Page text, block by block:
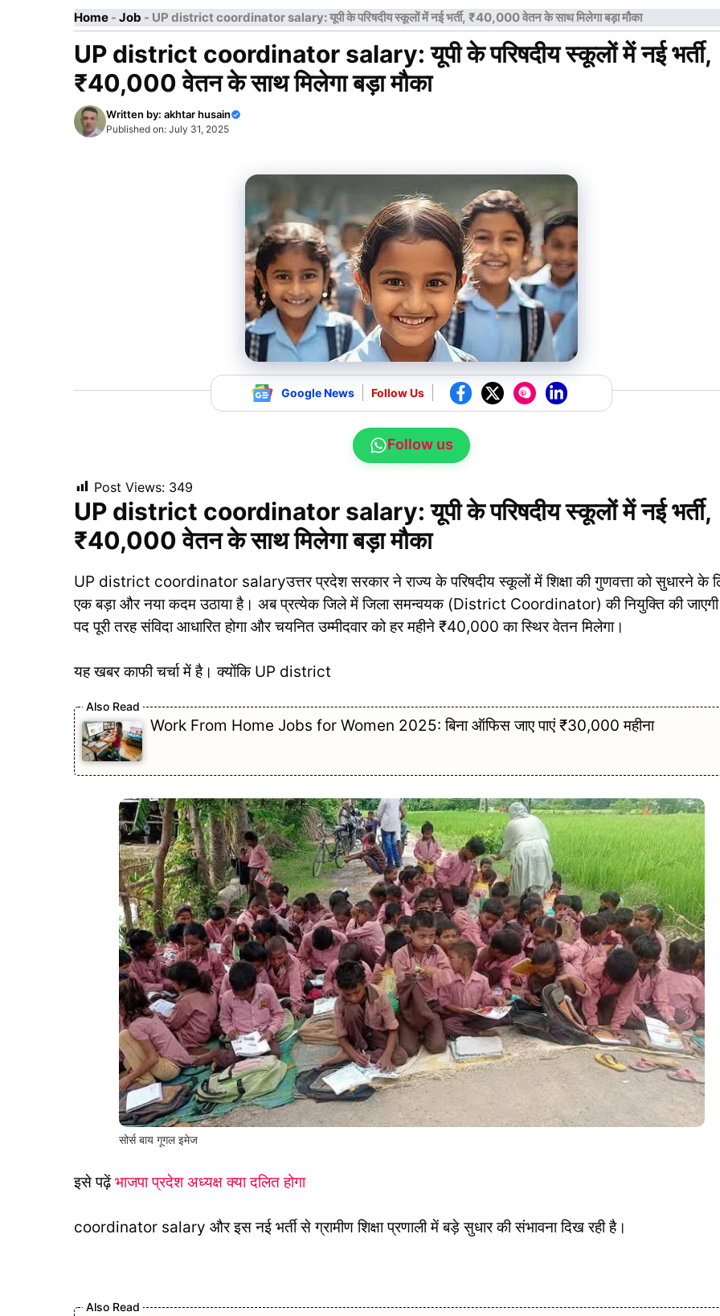
Home - Job - UP district coordinator salary: यूपी के परिषदीय स्कूलों में नई भर्ती, ₹40,000 वेतन के साथ मिलेगा बड़ा मौका
UP district coordinator salary: यूपी के परिषदीय स्कूलों में नई भर्ती,
₹40,000 वेतन के साथ मिलेगा बड़ा मौका
Written by: akhtar husain
Published on: July 31, 2025
Google News Follow Us
Follow us
Post Views: 349
UP district coordinator salary: यूपी के परिषदीय स्कूलों में नई भर्ती,
₹40,000 वेतन के साथ मिलेगा बड़ा मौका
UP district coordinator salaryउत्तर प्रदेश सरकार ने राज्य के परिषदीय स्कूलों में शिक्षा की गुणवत्ता को सुधारने के
एक बड़ा और नया कदम उठाया है। अब प्रत्येक जिले में जिला समन्वयक (District Coordinator) की नियुक्ति की
पद पूरी तरह संविदा आधारित होगा और चयनित उम्मीदवार को हर महीने ₹40,000 का स्थिर वेतन मिलेगा।
यह खबर काफी चर्चा में है। क्योंकि UP district
Work From Home Jobs for Women 2025: बिना ऑफिस जाए पाएं ₹30,000 महीना
सोर्स बाय गूगल इमेज
इसे पढ़ेंभाजपा प्रदेश अध्यक्ष क्या दलित होगा
coordinator salary और इस नई भर्ती से ग्रामीण शिक्षा प्रणाली में बड़े सुधार की संभावना दिख रही है।